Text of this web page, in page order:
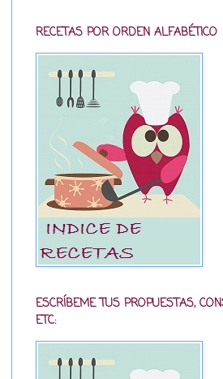
RECETAS POR ORDEN ALFABÉTICO
ESCRÍBEME TUS PROPUESTAS,
ETC: